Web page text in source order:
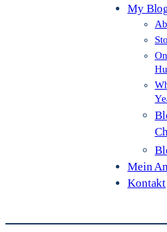
My
Mein
Kontakt